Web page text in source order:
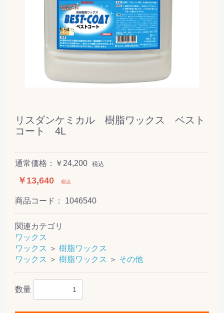
リスダンケミカル 樹脂ワックス ベスト
コート 4L
通常価格：￥24,200 税込
￥13,640 税込
商品コード： 1046540
関連カテゴリ
ワックス
ワックス ＞ 樹脂ワックス
ワックス ＞ 樹脂ワックス ＞ その他
数量